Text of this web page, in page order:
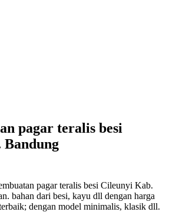
pagar teralis besi
pagar teralis besi Cileunyi Kab.
bahan dari besi, kayu dll dengan harga
dengan model minimalis, klasik dll.